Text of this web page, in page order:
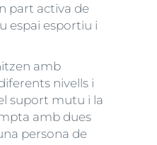
part activa de
espai esportiu i
amb
nivells i
suport mutu i la
amb dues
persona de